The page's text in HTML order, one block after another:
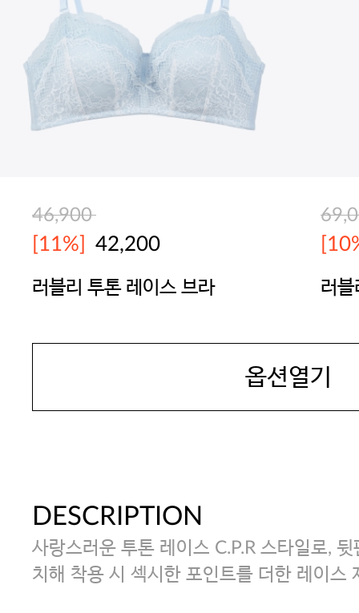
46,900
[11%] 42,200
러블리 투톤 레이스 브라 러블
옵션열기
DESCRIPTION
사랑스러운 투톤 레이스 C.P.R 스타일로,
치해 착용 시 섹시한 포인트를 더한 레이스